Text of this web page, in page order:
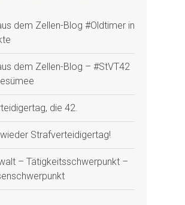
dem Zellen-Blog #Oldtimer in
dem Zellen-Blog – #StVT42
die 42.
Strafverteidigertag!
– Tätigkeitsschwerpunkt –